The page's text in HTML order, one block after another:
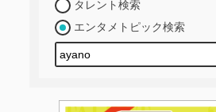
タレント検索
エンタメトピック検索